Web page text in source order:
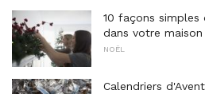
10 façons
dans votre maison
NOËL
Calendriers